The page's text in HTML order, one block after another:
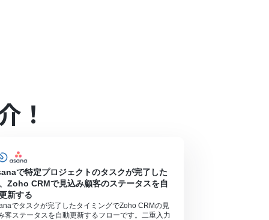
定しているフローボットのオペレーションは
！
で特定プロジェクトのタスクが完了した
Zoho CRMで見込み顧客のステータスを自
新する
でタスクが完了したタイミングでZoho CRMの見
客ステータスを自動更新するフローです。二重入力